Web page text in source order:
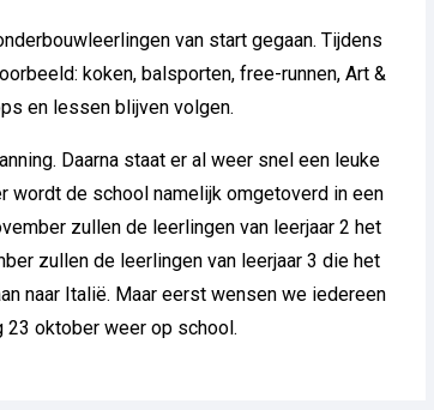
van start gegaan. Tijdens
koken, balsporten, free-runnen, Art &
en lessen blijven volgen.
Daarna staat er al weer snel een leuke
wordt de school namelijk omgetoverd in een
zullen de leerlingen van leerjaar 2 het
zullen de leerlingen van leerjaar 3 die het
naar Italië. Maar eerst wensen we iedereen
23 oktober weer op school.